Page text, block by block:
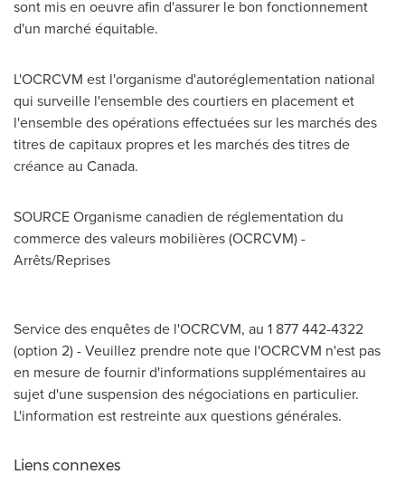
sont mis en oeuvre afin d'assurer le bon fonctionnement
d'un marché équitable.
L'OCRCVM est l'organisme d'autoréglementation national
qui surveille l'ensemble des courtiers en placement et
l'ensemble des opérations effectuées sur les marchés des
titres de capitaux propres et les marchés des titres de
créance au Canada.
SOURCE Organisme canadien de réglementation du
commerce des valeurs mobilières (OCRCVM) -
Arrêts/Reprises
Service des enquêtes de l'OCRCVM, au 1 877 442-4322
(option 2) - Veuillez prendre note que l'OCRCVM n'est pas
en mesure de fournir d'informations supplémentaires au
sujet d'une suspension des négociations en particulier.
L'information est restreinte aux questions générales.
Liens connexes